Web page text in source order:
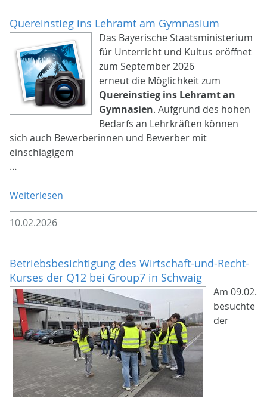
Quereinstieg ins Lehramt am Gymnasium
Das Bayerische Staatsministerium
für Unterricht und Kultus eröffnet
zum September 2026
erneut die Möglichkeit zum
Quereinstieg ins Lehramt an
Gymnasien. Aufgrund des hohen
Bedarfs an Lehrkräften können
sich auch Bewerberinnen und Bewerber mit
einschlägigem
…
Weiterlesen
10.02.2026
Betriebsbesichtigung des Wirtschaft-und-Recht-
Kurses der Q12 bei Group7 in Schwaig
Am 09.02.
besuchte
der